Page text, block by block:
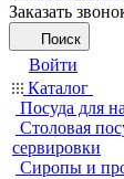
Заказать
Поиск
Войти
Каталог
Посуда для
Столовая
сервировки
Сиропы и